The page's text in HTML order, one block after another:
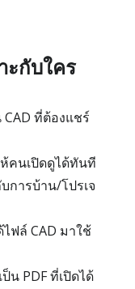
ะกับใคร
ที่ต้องแชร์
คนเปิดดูได้ทันที
การบ้าน/โปรเจ
ฟล์ CAD มาใช้
น PDF ที่เปิดได้